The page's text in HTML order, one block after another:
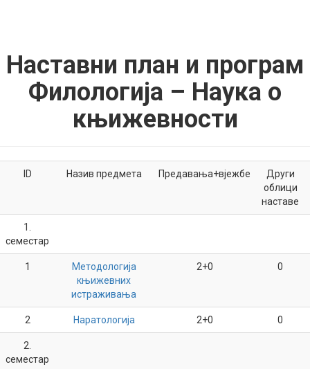
Наставни план и програм
Филологија – Наука о
књижевности
ID Назив предмета Предавања+вјежбе
Други
облици
наставе
1.
семестар
1
Методологија
књижевних
истраживања
2+0 0
2 Наратологија 2+0 0
2.
семестар